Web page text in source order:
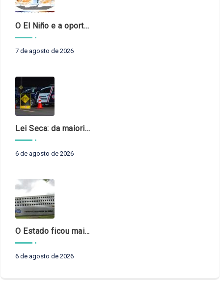
O El Niño e a oportunidade de fortalecer o controle externo das políticas climáticas
7 de agosto de 2026
Lei Seca: da maioridade à maturidade
6 de agosto de 2026
O Estado ficou mais complexo. O controle precisa acompanhar
6 de agosto de 2026